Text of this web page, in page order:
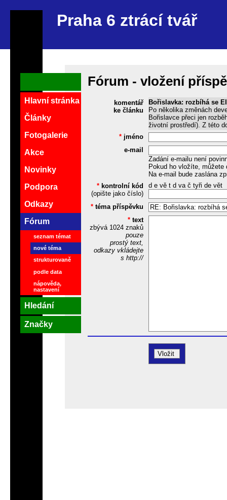
Praha 6 ztrácí tvář
Fórum - vložení
komentář
ke článku
Bořislavka: rozbíhá se
Po několika změnách
Bořislavce přeci jen
životní prostředí). Z této
* jméno
e-mail
Zadání e-mailu není
Pokud ho vložíte,
Na e-mail bude zaslána
* kontrolní kód
(opište jako číslo)
d e vě t d va č tyři de vět
* téma příspěvku
* text
zbývá 1024znaků
pouze
prostý text,
odkazy vkládejte
s http://
Hlavní stránka
Články
Fotogalerie
Akce
Novinky
Podpora
Odkazy
Fórum
seznam témat
nové téma
strukturovaně
podle data
nápověda,
nastavení
Hledání
Značky